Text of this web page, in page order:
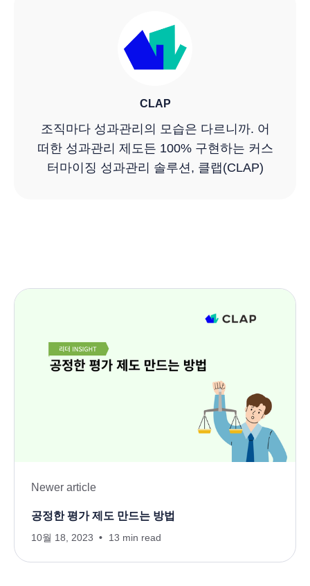
CLAP
조직마다 성과관리의 모습은 다르니까. 어
떠한 성과관리 제도든 100% 구현하는 커스
터마이징 성과관리 솔루션, 클랩(CLAP)
Newer article
공정한 평가 제도 만드는 방법
10월 18, 2023 13 min read